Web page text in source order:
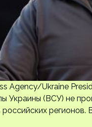
Agency/Ukraine
Украины (ВСУ) не